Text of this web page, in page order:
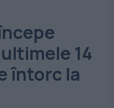
14
întorc la